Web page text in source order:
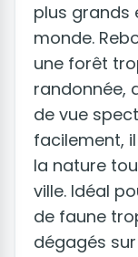
plus grands
monde.
une forêt
randonnée,
de vue
facilement,
la nature
ville. Idéal
de faune
dégagés